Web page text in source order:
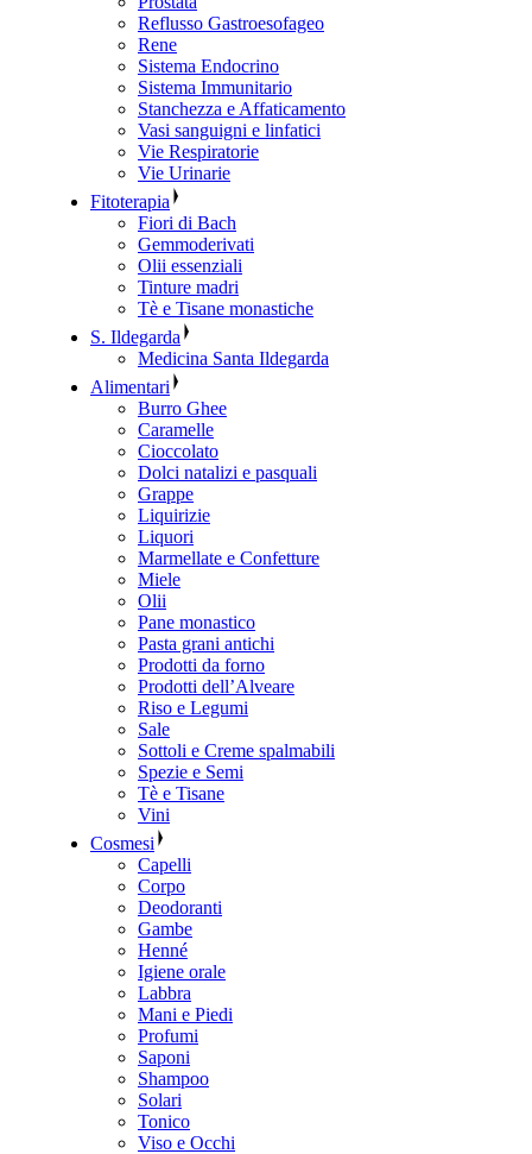
Reflusso Gastroesofageo
Rene
Sistema Endocrino
Sistema Immunitario
Stanchezza e Affaticamento
Vasi sanguigni e linfatici
Vie Respiratorie
Vie Urinarie
Fitoterapia
Fiori di Bach
Gemmoderivati
Olii essenziali
Tinture madri
Tè e Tisane monastiche
S. Ildegarda
Medicina Santa Ildegarda
Alimentari
Burro Ghee
Caramelle
Cioccolato
Dolci natalizi e pasquali
Grappe
Liquirizie
Liquori
Marmellate e Confetture
Miele
Olii
Pane monastico
Pasta grani antichi
Prodotti da forno
Prodotti dell’Alveare
Riso e Legumi
Sale
Sottoli e Creme spalmabili
Spezie e Semi
Tè e Tisane
Vini
Cosmesi
Capelli
Corpo
Deodoranti
Gambe
Henné
Igiene orale
Labbra
Mani e Piedi
Profumi
Saponi
Shampoo
Solari
Tonico
Viso e Occhi